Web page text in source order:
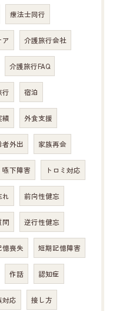
療法士同行
ア 介護旅行会社
介護旅行FAQ
行 宿泊
績 外食支援
者外出 家族再会
嚥下障害 トロミ対応
れ 前向性健忘
問 逆行性健忘
憶喪失 短期記憶障害
作話 認知症
対応 接し方